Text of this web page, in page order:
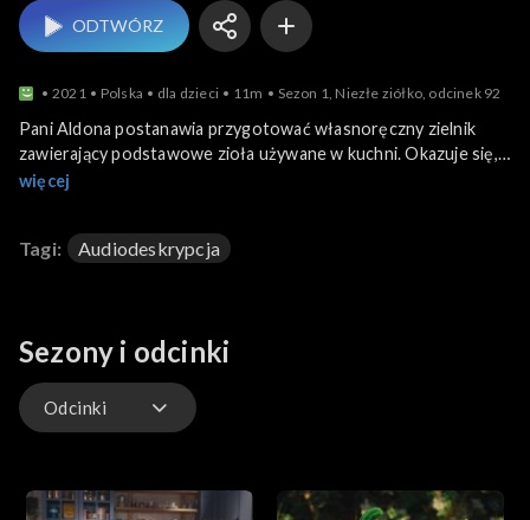
ODTWÓRZ
2021 Polska dla dzieci 11m Sezon 1, Niezłe ziółko, odcinek 92
Pani Aldona postanawia przygotować własnoręczny zielnik
zawierający podstawowe zioła używane w kuchni. Okazuje się,
że jest ich całkiem sporo. Oprócz właściwości smakowych i
Zainspirowany tą wiedzą pan Ambroży rozpoczyna uprawę...
mięty.
więcej
Tagi: Audiodeskrypcja
Sezony i odcinki
Odcinki